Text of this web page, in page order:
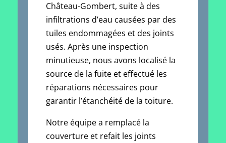
Château-Gombert, suite à des
infiltrations d’eau causées par des
tuiles endommagées et des joints
usés. Après une inspection
minutieuse, nous avons localisé la
source de la fuite et effectué les
réparations nécessaires pour
garantir l’étanchéité de la toiture.
Notre équipe a remplacé la
couverture et refait les joints